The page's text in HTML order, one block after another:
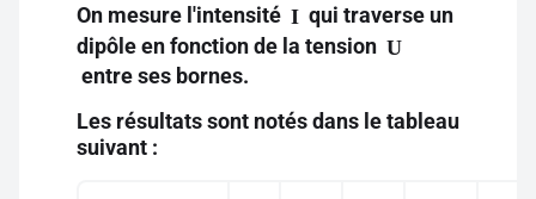
S'inscrire gratuitement
Pour profiter de 10 contenus offerts.
On mesure l'intensité I qui traverse un
dipôle en fonction de la tension U
entre ses bornes.
Les résultats sont notés dans le tableau
suivant :